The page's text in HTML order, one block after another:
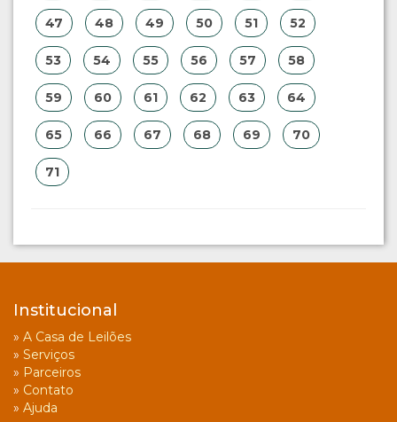
47 48 49 50 51 52
53 54 55 56 57 58
59 60 61 62 63 64
65 66 67 68 69 70
71
Institucional
» A Casa de Leilões
» Serviços
» Parceiros
» Contato
» Ajuda